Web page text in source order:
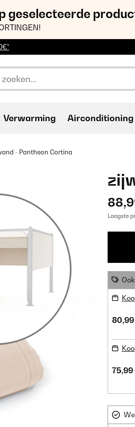
geselecteerde
Verwarming Airconditioning
- Pantheon Cortina
Laagste
75,99